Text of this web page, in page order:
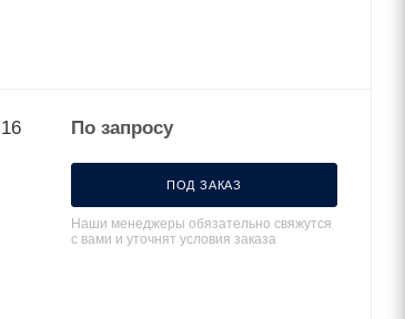
По запросу
ПОД ЗАКАЗ
Наши менеджеры обязательно свяжутся
с вами и уточнят условия заказа